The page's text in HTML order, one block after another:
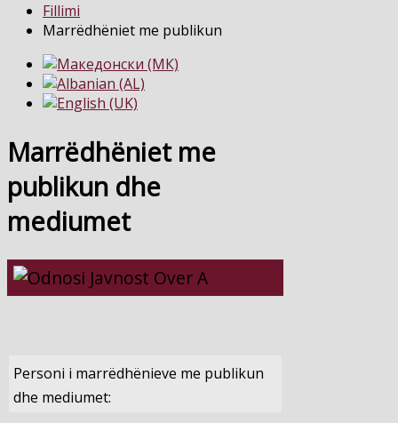
Fillimi
Marrëdhëniet me publikun
Marrëdhëniet me
publikun dhe
mediumet
Personi i marrëdhënieve me publikun
dhe mediumet: